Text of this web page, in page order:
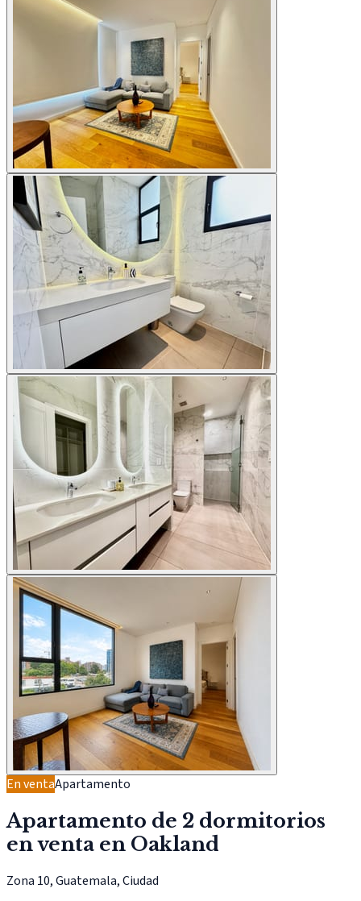
En ventaApartamento
Apartamento de 2 dormitorios
en venta en Oakland
Zona 10, Guatemala, Ciudad